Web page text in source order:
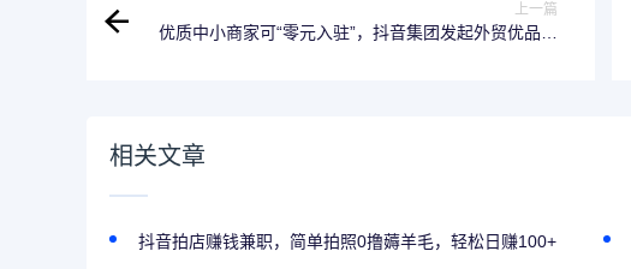
上一篇
优质中小商家可“零元入驻”，抖音集团发起外贸优品专
相关文章
抖音拍店赚钱兼职，简单拍照0撸薅羊毛，轻松日赚100+